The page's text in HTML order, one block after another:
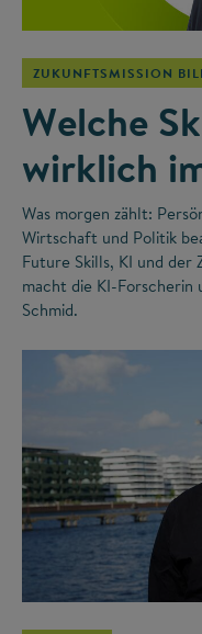
ZUKUNFTSMISSION
Welche
wirklich
Was morgen zählt:
Wirtschaft und Politik
Future Skills, KI und
macht die KI-
Schmid.